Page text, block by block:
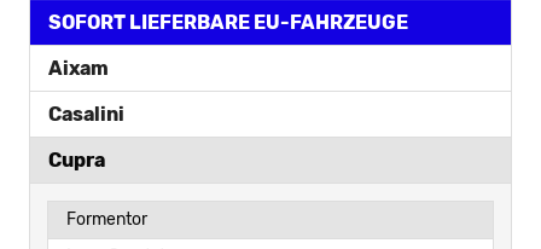
SOFORT LIEFERBARE EU-FAHRZEUGE
Aixam
Casalini
Cupra
Formentor